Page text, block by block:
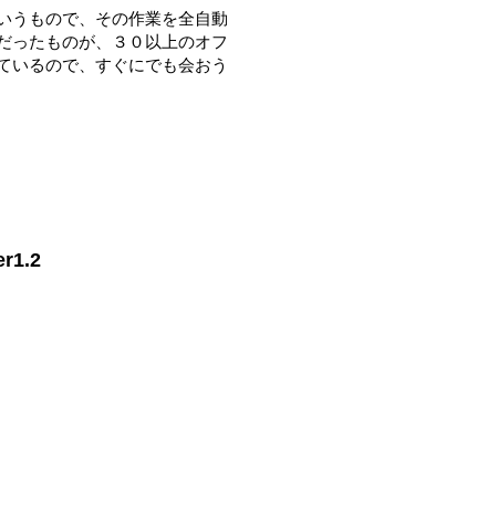
うもので、その作業を全自動
ったものが、３０以上のオフ
いるので、すぐにでも会おう